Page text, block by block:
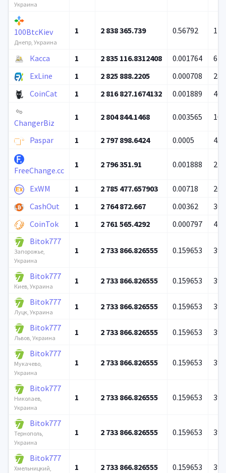
Украина
100BtcKiev
Днепр, Украина
1 2 838 365.739 0.56792 12
Касса 1 2 835 116.8312408 0.001764
6
ExLine
1 2 825 888.2205 0.000708
CoinCat
1 2 816 827.1674132 0.001889 46
ChangerBiz
1 2 804 844.1468 0.003565
Paspar 1 2 797 898.6424 0.0005
FreeChange.cc
1 2 796 351.91 0.001888 2
ExWM 1 2 785 477.657903 0.00718
CashOut
1 2 764 872.667 0.00362
CoinTok
1 2 761 565.4292 0.000797
Bitok777
Запорожье,
Украина
1 2 733 866.826555 0.159653 39
Bitok777
Киев, Украина
1 2 733 866.826555 0.159653 39
Bitok777
Луцк, Украина
1 2 733 866.826555 0.159653 39
Bitok777
Львов, Украина
1 2 733 866.826555 0.159653 39
Bitok777
Мукачево,
Украина
1 2 733 866.826555 0.159653 39
Bitok777
Николаев,
Украина
1 2 733 866.826555 0.159653 39
Bitok777
Тернополь,
Украина
1 2 733 866.826555 0.159653 39
Bitok777
Хмельницкий,
1 2 733 866.826555 0.159653 39